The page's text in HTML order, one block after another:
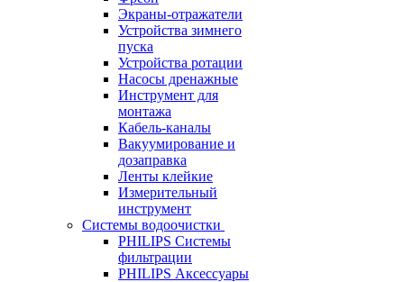
Экраны-отражатели
Устройства зимнего
пуска
Устройства ротации
Насосы дренажные
Инструмент для
монтажа
Кабель-каналы
Вакуумирование и
дозаправка
Ленты клейкие
Измерительный
инструмент
Системы водоочистки
PHILIPS Системы
фильтрации
PHILIPS Аксессуары